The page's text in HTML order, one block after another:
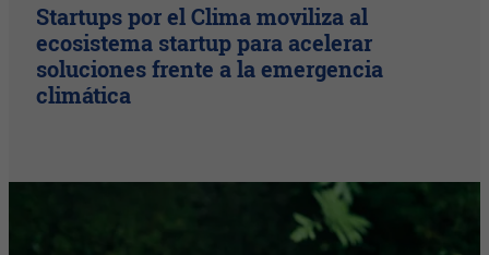
Startups por el Clima moviliza al
ecosistema startup para acelerar
soluciones frente a la emergencia
climática